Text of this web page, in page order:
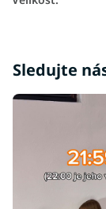
Sledujte